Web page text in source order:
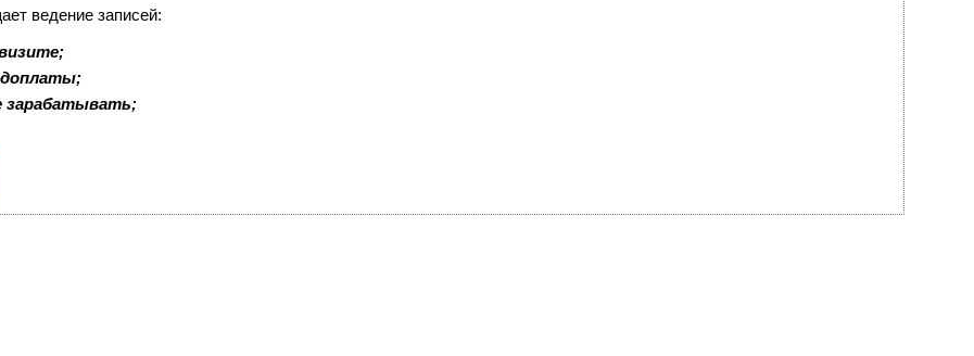
ведение записей:
зарабатывать;